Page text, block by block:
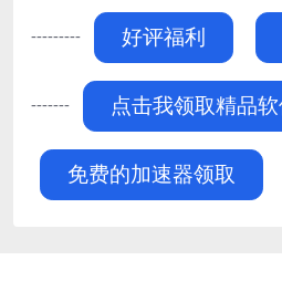
--------- 好评福利
------- 点击我领取精品
免费的加速器领取